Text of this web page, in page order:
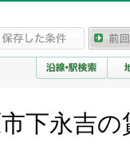
下永吉